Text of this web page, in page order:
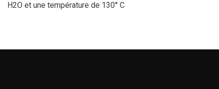
H2O et une température de 130° C